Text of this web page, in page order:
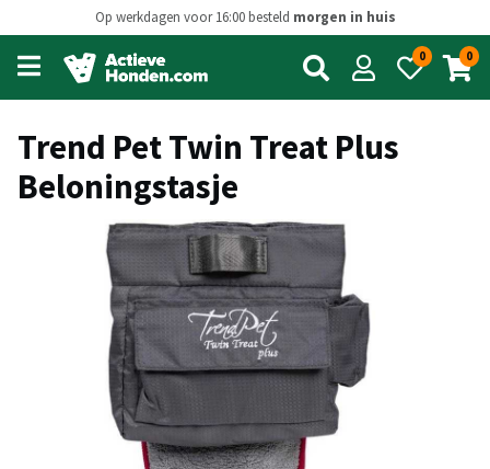
Op werkdagen voor 16:00 besteld morgen in huis
Open
main
menu
0 0
Trend Pet Twin Treat Plus
Beloningstasje